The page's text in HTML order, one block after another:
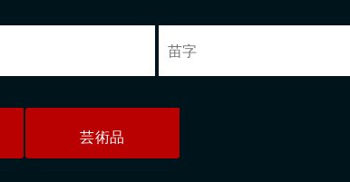
芸術品